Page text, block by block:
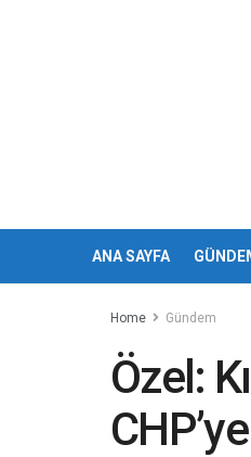
ANA SAYFA
Home Gündem
Özel: